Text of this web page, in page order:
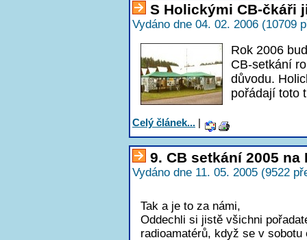
S Holickými CB-čkáři
Vydáno dne 04. 02. 2006 (10709
Rok 2006
CB-setkání
důvodu.
pořádají toto
Celý článek... |
9. CB setkání 2005
Vydáno dne 11. 05. 2005 (9522
Tak a je to za námi,
Oddechli si jistě všichni
radioamatérů, když se v